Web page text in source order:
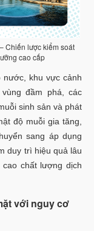
Chiến lược kiểm soát
cao cấp
nước, khu vực cảnh
đầm phá, các
sinh sản và phát
độ muỗi gia tăng,
sang áp dụng
duy trì hiệu quả lâu
chất lượng dịch
với nguy cơ